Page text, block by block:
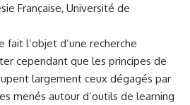
Française, Université de
fait l’objet d’une recherche
cependant que les principes de
largement ceux dégagés par
menés autour d’outils de learning